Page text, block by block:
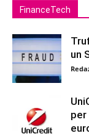
FinanceTech
un